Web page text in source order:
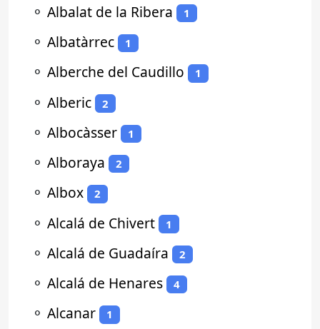
⚬ Albalat de la Ribera 1
⚬ Albatàrrec 1
⚬ Alberche del Caudillo 1
⚬ Alberic 2
⚬ Albocàsser 1
⚬ Alboraya 2
⚬ Albox 2
⚬ Alcalá de Chivert 1
⚬ Alcalá de Guadaíra 2
⚬ Alcalá de Henares 4
⚬ Alcanar 1